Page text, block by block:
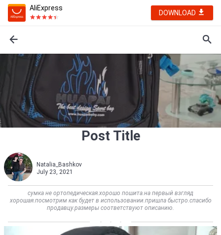
AliExpress
DOWNLOAD
Post Title
Natalia_Bashkov
July 23, 2021
сумка не ортопедическая.хорошо пошита.на первый взгляд
хорошая.посмотрим как будет в использовании.пришла быстро.спасибо
продавцу.размеры соответствуют описанию.